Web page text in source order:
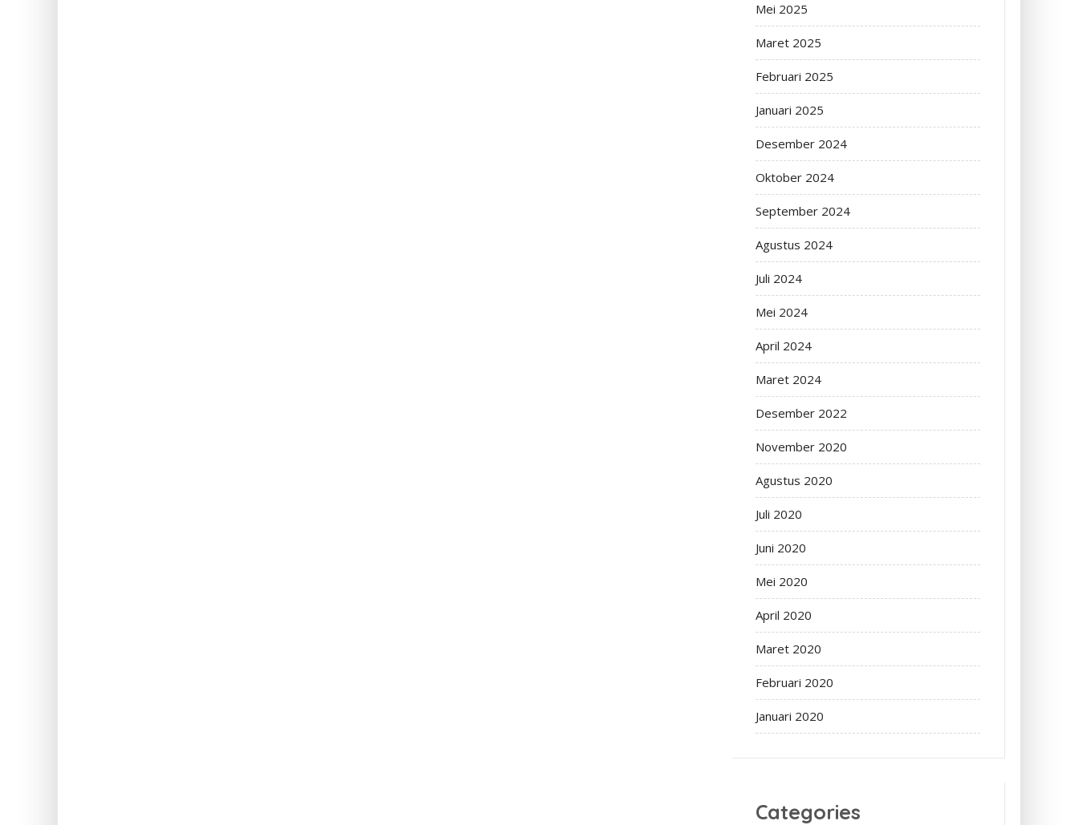
Mei 2025
Maret 2025
Februari 2025
Januari 2025
Desember 2024
Oktober 2024
September 2024
Agustus 2024
Juli 2024
Mei 2024
April 2024
Maret 2024
Desember 2022
November 2020
Agustus 2020
Juli 2020
Juni 2020
Mei 2020
April 2020
Maret 2020
Februari 2020
Januari 2020
Categories